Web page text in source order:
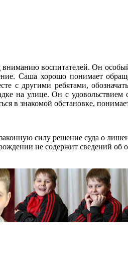
воспитателей. Он
Саша хорошо понимает
с другими ребятами,
на улице. Он с
в знакомой обстановке,
силу решение суда о
не содержит сведений об